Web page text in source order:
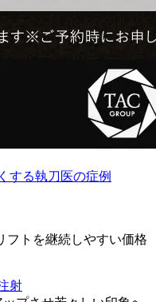
執刀医の症例
フトを継続しやすい価格
射